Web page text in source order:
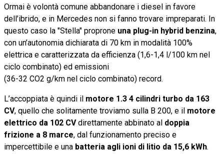
Ormai è volontà comune abbandonare i diesel in favore
dell’ibrido, e in Mercedes non si fanno trovare impreparati. In
questo caso la "Stella" proprone una plug-in hybrid benzina,
con un’autonomia dichiarata di 70 km in modalità 100%
elettrica e caratterizzata da efficienza (1,6-1,4 l/100 km nel
ciclo combinato) ed emissioni
(36-32 CO2 g/km nel ciclo combinato) record.
L’accoppiata è quindi il motore 1.3 4 cilindri turbo da 163
CV, quello che solitamente troviamo sulla B 200, e il motore
elettrico da 102 CVdirettamente abbinato al doppia
frizione a 8 marce, dal funzionamento preciso e
impercettibile e una batteria agli ioni di litio da 15,6 kWh.